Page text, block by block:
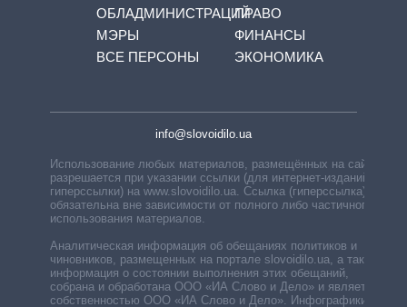
ОБЛАДМИНИСТРАЦИЙ
МЭРЫ
ВСЕ ПЕРСОНЫ
ПРАВО
ФИНАНСЫ
ЭКОНОМИКА
info@slovoidilo.ua
Использование любых материалов, размещённых на сайте,
разрешается при указании ссылки (для интернет-изданий —
гиперссылки) на www.slovoidilo.ua. Ссылка (гиперссылка)
обязательна вне зависимости от полного либо частичного
использования материалов.
Аналитическая информация об обещаниях политиков и
чиновников, размещенных на портале slovoidilo.ua, а также
информация о состоянии выполнения этих обещаний,
собрана и обработана ООО «ИА Слово и Дело» и является
собственностью ООО «ИА Слово и Дело». Инфографики,